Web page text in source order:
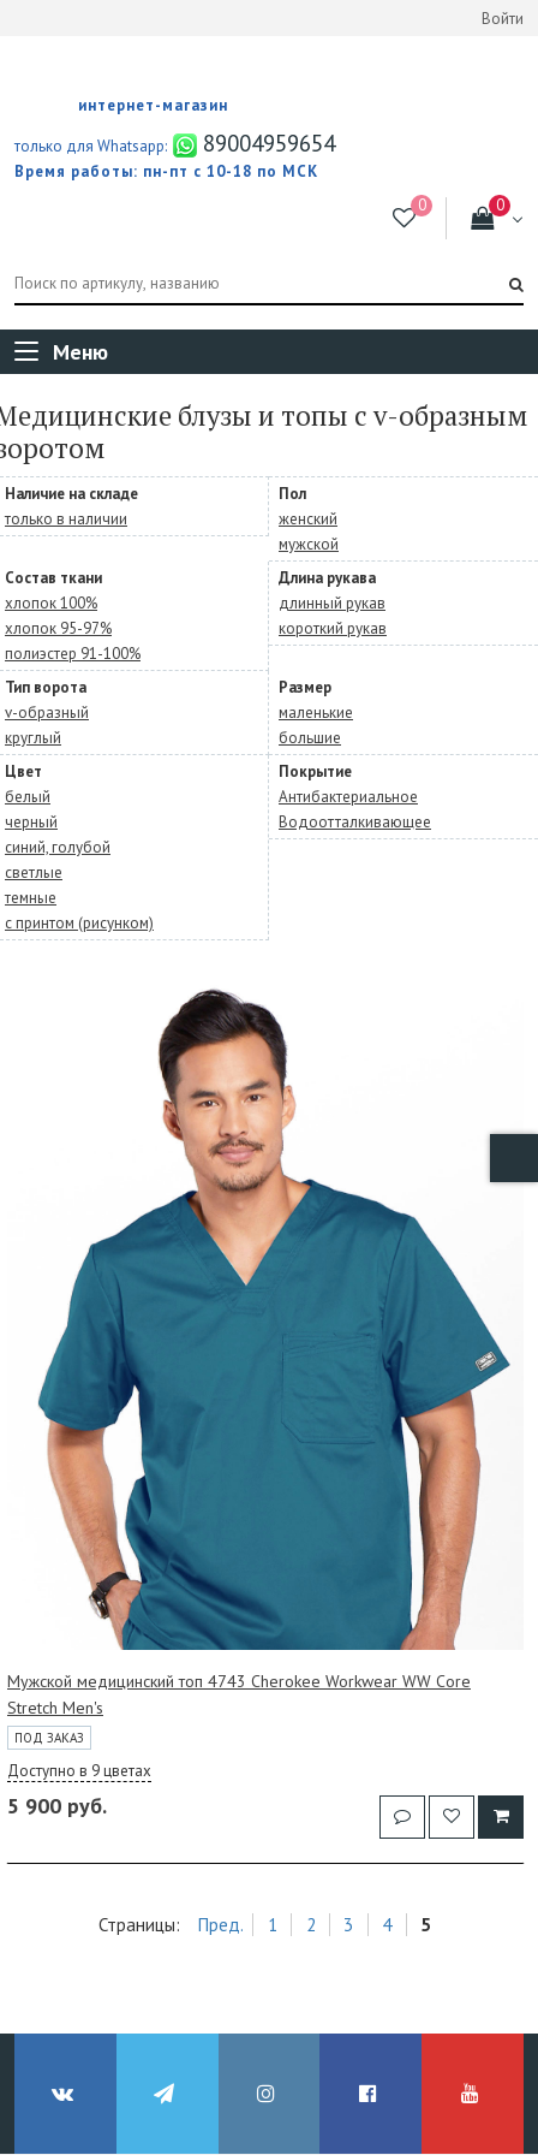
Войти
интернет-магазин
только для Whatsapp:
89004959654
Время работы: пн-пт с 10-18 по МСК
Меню
блузы и топы с v-образным
Наличие на складе
только в наличии
Пол
женский
мужской
Состав ткани
хлопок 100%
хлопок 95-97%
полиэстер 91-100%
Длина рукава
длинный рукав
короткий рукав
Тип ворота
v-образный
круглый
Размер
маленькие
большие
Цвет
белый
черный
синий, голубой
светлые
темные
с принтом (рисунком)
Покрытие
Антибактериальное
Водоотталкивающее
Мужской медицинский топ 4743 Cherokee Workwear WW Core
Stretch Men's
ПОД ЗАКАЗ
Доступно в 9 цветах
5 900 руб.
Страницы: Пред. 1 2 3 4 5